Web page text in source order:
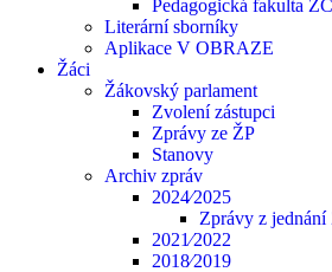
Pedagogická fakulta
Literární sborníky
Aplikace V OBRAZE
Žáci
Žákovský parlament
Zvolení zástupci
Zprávy ze ŽP
Stanovy
Archiv zpráv
2024⁄2025
Zprávy z jednání
2021⁄2022
2018⁄2019